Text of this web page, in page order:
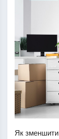
Як зменшити